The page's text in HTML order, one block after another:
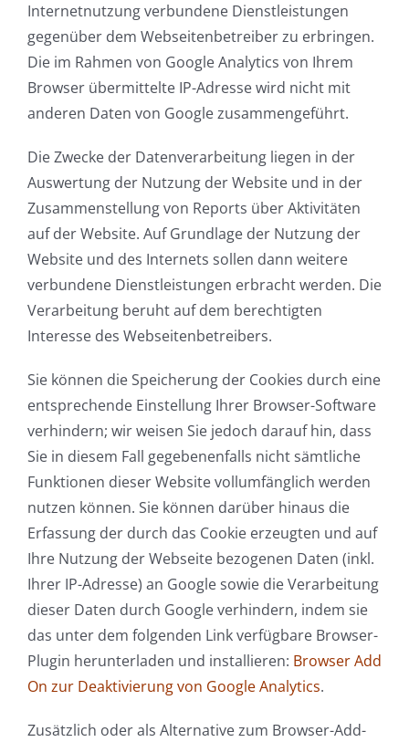
Internetnutzung verbundene Dienstleistungen
gegenüber dem Webseitenbetreiber zu erbringen.
Die im Rahmen von Google Analytics von Ihrem
Browser übermittelte IP-Adresse wird nicht mit
anderen Daten von Google zusammengeführt.
Die Zwecke der Datenverarbeitung liegen in der
Auswertung der Nutzung der Website und in der
Zusammenstellung von Reports über Aktivitäten
auf der Website. Auf Grundlage der Nutzung der
Website und des Internets sollen dann weitere
verbundene Dienstleistungen erbracht werden. Die
Verarbeitung beruht auf dem berechtigten
Interesse des Webseitenbetreibers.
Sie können die Speicherung der Cookies durch eine
entsprechende Einstellung Ihrer Browser-Software
verhindern; wir weisen Sie jedoch darauf hin, dass
Sie in diesem Fall gegebenenfalls nicht sämtliche
Funktionen dieser Website vollumfänglich werden
nutzen können. Sie können darüber hinaus die
Erfassung der durch das Cookie erzeugten und auf
Ihre Nutzung der Webseite bezogenen Daten (inkl.
Ihrer IP-Adresse) an Google sowie die Verarbeitung
dieser Daten durch Google verhindern, indem sie
das unter dem folgenden Link verfügbare Browser-
Plugin herunterladen und installieren: Browser Add
On zur Deaktivierung von Google Analytics.
Zusätzlich oder als Alternative zum Browser-Add-